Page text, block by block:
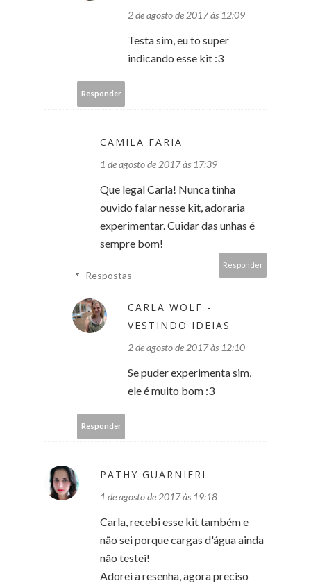
2 de agosto de 2017 às 12:09
Testa sim, eu to super
indicando esse kit :3
Responder
CAMILA FARIA
1 de agosto de 2017 às 17:39
Que legal Carla! Nunca tinha
ouvido falar nesse kit, adoraria
experimentar. Cuidar das unhas é
sempre bom!
Responder
Respostas
CARLA WOLF -
VESTINDO IDEIAS
2 de agosto de 2017 às 12:10
Se puder experimenta sim,
ele é muito bom :3
Responder
PATHY GUARNIERI
1 de agosto de 2017 às 19:18
Carla, recebi esse kit também e
não sei porque cargas d'água ainda
não testei!
Adorei a resenha, agora preciso